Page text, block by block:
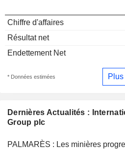
Dernières Actualités :
Group plc
PALMARÈS : Les minières
Chiffre d'affaires
Résultat net
Endettement Net
* Données estimées